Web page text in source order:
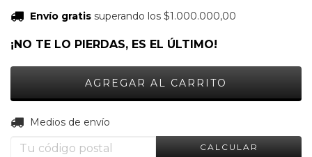
Envío gratis superando los $1.000.000,00
¡NO TE LO PIERDAS, ES EL ÚLTIMO!
Entregas para el CP:
Medios de envío
CALCULAR